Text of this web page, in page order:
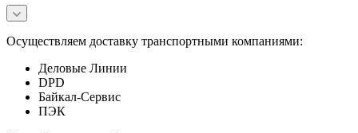
Осуществляем доставку транспортными компаниями:
Деловые Линии
DPD
Байкал-Сервис
ПЭК